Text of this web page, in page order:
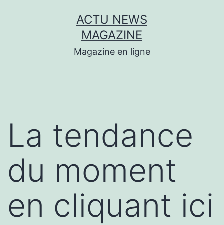
ACTU NEWS
MAGAZINE
Magazine en ligne
La tendance
du moment
en cliquant ici